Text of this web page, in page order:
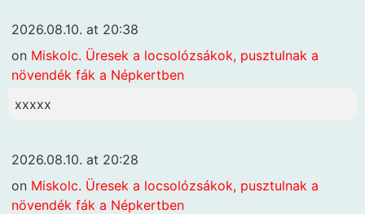
2026.08.10. at 20:38
on Miskolc. Üresek a locsolózsákok, pusztulnak a
növendék fák a Népkertben
xxxxx
2026.08.10. at 20:28
on Miskolc. Üresek a locsolózsákok, pusztulnak a
növendék fák a Népkertben